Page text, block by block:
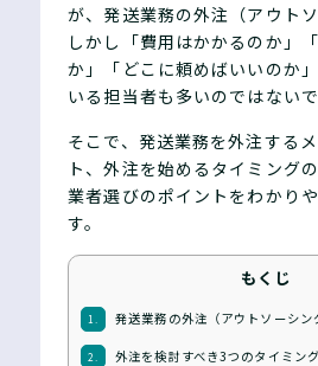
が、発送業務の外注（アウトソ
しかし「費用はかかるのか」
か」「どこに頼めばいいのか
いる担当者も多いのではないで
そこで、発送業務を外注する
ト、外注を始めるタイミング
業者選びのポイントをわかり
す。
もくじ
1. 発送業務の外注（アウトソーシン
2.
外注を検討すべき3つのタイミン